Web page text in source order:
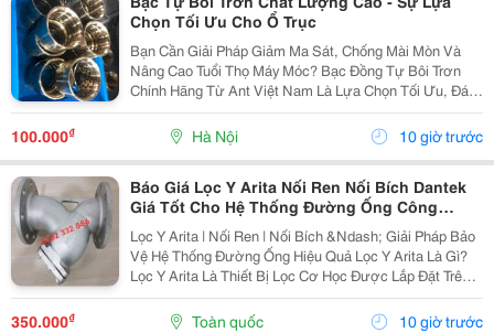
Chọn Tối Ưu Cho Ổ Trục
Bạn Cần Giải Pháp Giảm Ma Sát, Chống Mài Mòn Và
Nâng Cao Tuổi Thọ Máy Móc? Bạc Đồng Tự Bôi Trơn
Chính Hãng Từ Ant Việt Nam Là Lựa Chọn Tối Ưu, Đáp
Ứng Nhu Cầu Trong Sản Xuất Và Công Nghiệp. Ưu
Điểm Nổi Bật: &Middot; Chất Lượng Cao: Hợp Kim
Đồng...
100.000₫ Hà Nội 10 giờ trước
Báo Giá Lọc Y Arita Nối Ren Nối Bích Dantek
Giá Tốt Cho Hệ Thống Đường Ống Công
Nghiệp Ở Bắc Ninh
Lọc Y Arita | Nối Ren | Nối Bích &Ndash; Giải Pháp Bảo
Vệ Hệ Thống Đường Ống Hiệu Quả Lọc Y Arita Là Gì?
Lọc Y Arita Là Thiết Bị Lọc Cơ Học Được Lắp Đặt Trên
Hệ Thống Đường Ống Nhằm Loại Bỏ Các Tạp Chất Như
Cặn Bẩn, Rỉ Sét, Cát, Mạt Kim Loại Và...
350.000₫ Toàn quốc 10 giờ trước